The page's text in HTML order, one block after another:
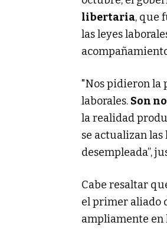
libertaria, que
las leyes
"Nos pidieron la
laborales. Son
la realidad
se actualizan
desempleada”,
Cabe resaltar
el primer aliado
ampliamente en